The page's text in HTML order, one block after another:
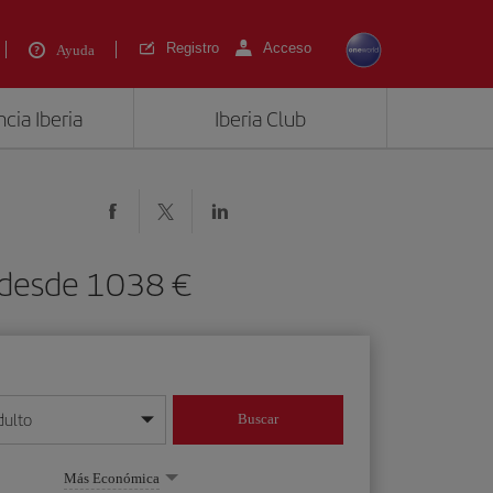
Ayuda Registro Acceso
Iberia Iberia Club
1038 €
mes/año
Buscar
Más Económica